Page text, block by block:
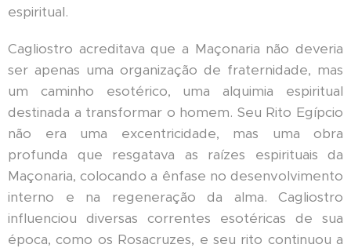
espiritual.
Cagliostro acreditava que a Maçonaria não deveria
ser apenas uma organização de fraternidade, mas
um caminho esotérico, uma alquimia espiritual
destinada a transformar o homem. Seu Rito Egípcio
não era uma excentricidade, mas uma obra
profunda que resgatava as raízes espirituais da
Maçonaria, colocando a ênfase no desenvolvimento
interno e na regeneração da alma. Cagliostro
influenciou diversas correntes esotéricas de sua
época, como os Rosacruzes, e seu rito continuou a